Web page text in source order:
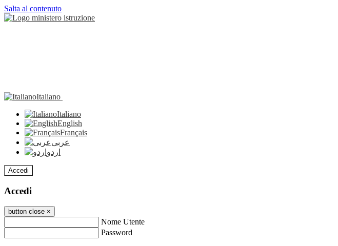
Salta al contenuto
Italiano
Italiano
English
Français
عربى
اردو
Accedi
Accedi
button close ×
Nome Utente
Password